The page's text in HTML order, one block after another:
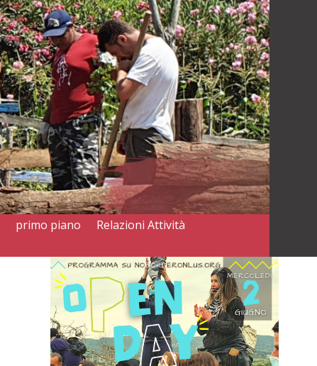
primo piano
Relazioni Attività